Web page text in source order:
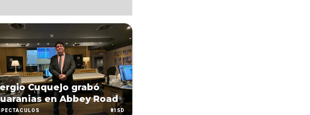
Cuquejo grabó
en Abbey Road
815D